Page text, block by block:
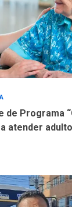
de Programa
atender